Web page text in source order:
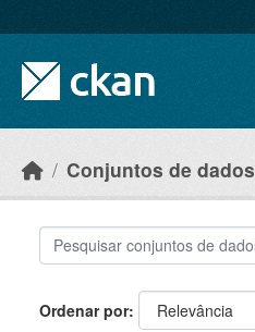
Conjuntos de dados
Ordenar por